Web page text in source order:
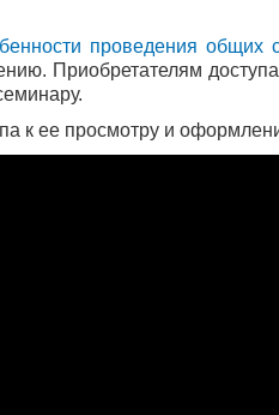
проведения общих
Приобретателям
к ее просмотру и